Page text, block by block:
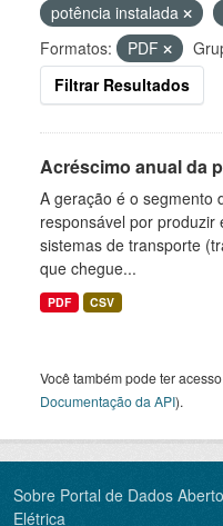
potência instalada
Formatos:
PDF
Filtrar Resultados
Acréscimo anual da
A geração é o segmento
responsável por
sistemas de transporte
que chegue...
PDF CSV
Você também pode ter
Documentação da API).
Sobre Portal de Dados
Elétrica